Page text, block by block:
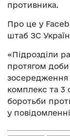
противника.
Про це у
штаб ЗС
«Підрозділи
протягом доби
зосередження
комплекс та 3
боротьби
у